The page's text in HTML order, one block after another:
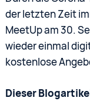
der letzten Zeit
MeetUp am 30.
wieder einmal
kostenlose
Dieser